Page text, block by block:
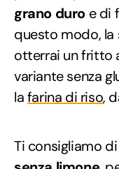
grano duro e di
questo modo, la
otterrai un fritto
variante senza
lafarina di riso,
Ti consigliamo